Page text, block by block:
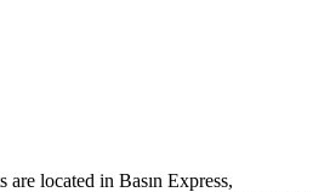
are located in Basın Express,